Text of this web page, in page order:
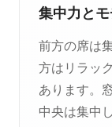
集中力と
前方の席は
方はリラッ
あります。
中央は集中